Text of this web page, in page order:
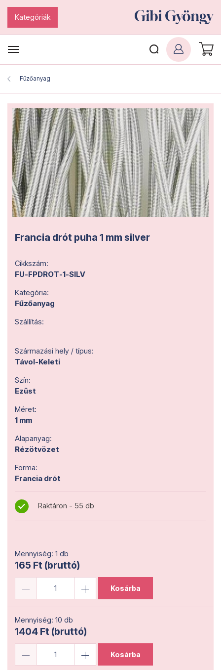
Kategóriák
Fűzőanyag
Francia drót puha 1 mm silver
Cikkszám:
FU-FPDROT-1-SILV
Kategória:
Fűzőanyag
Szállítás:
Származási hely / típus:
Távol-Keleti
Szín:
Ezüst
Méret:
1 mm
Alapanyag:
Rézötvözet
Forma:
Francia drót
Raktáron - 55 db
Mennyiség: 1 db
165 Ft (bruttó)
Kosárba
Mennyiség: 10 db
1404 Ft (bruttó)
Kosárba